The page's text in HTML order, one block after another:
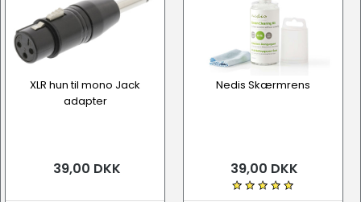
XLR hun til mono Jack
adapter
39,00 DKK
Nedis Skærmrens
39,00 DKK